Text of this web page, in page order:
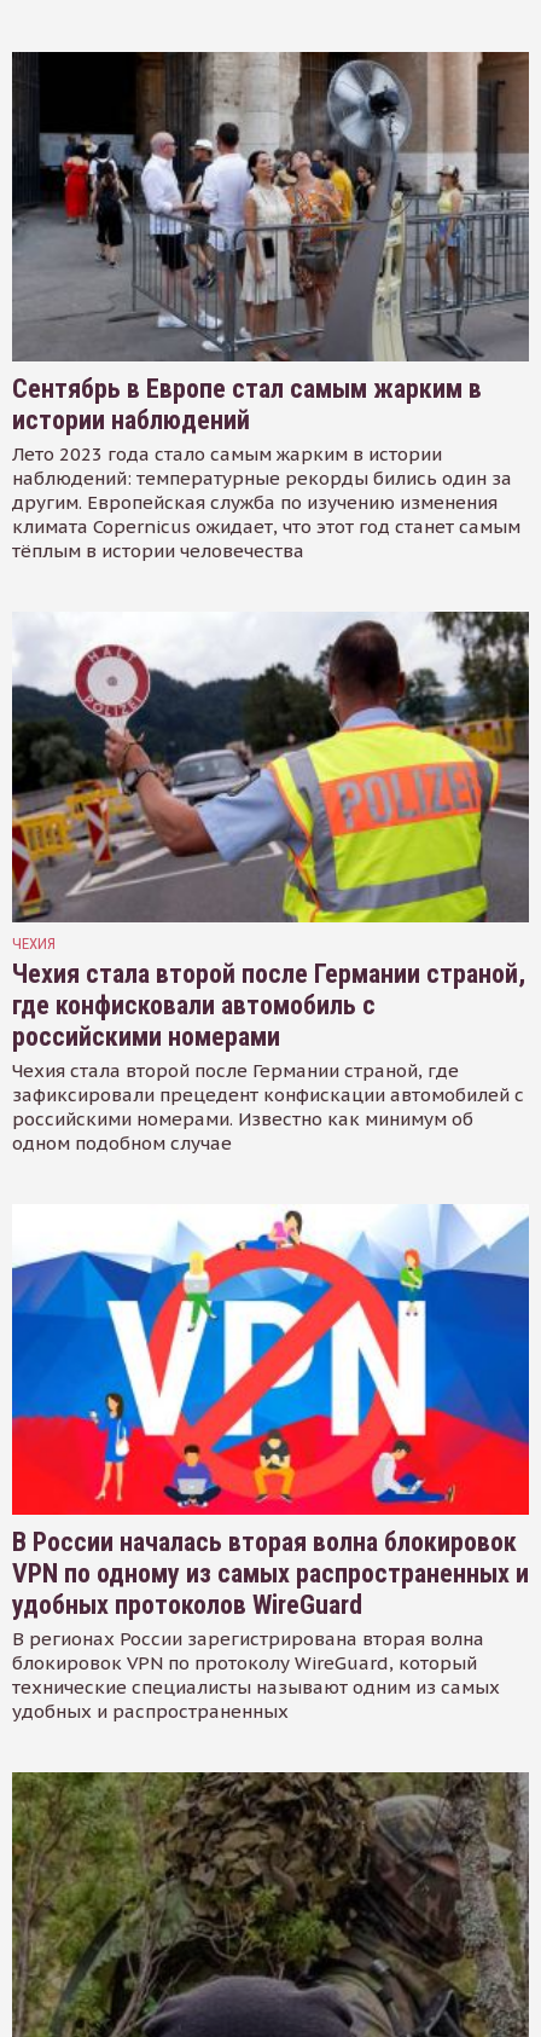
Сентябрь в Европе стал самым жарким в
истории наблюдений
Лето 2023 года стало самым жарким в истории
наблюдений: температурные рекорды бились один за
другим. Европейская служба по изучению изменения
климата Copernicus ожидает, что этот год станет самым
тёплым в истории человечества
ЧЕХИЯ
Чехия стала второй после Германии страной,
где конфисковали автомобиль с
российскими номерами
Чехия стала второй после Германии страной, где
зафиксировали прецедент конфискации автомобилей с
российскими номерами. Известно как минимум об
одном подобном случае
В России началась вторая волна блокировок
VPN по одному из самых распространенных и
удобных протоколов WireGuard
В регионах России зарегистрирована вторая волна
блокировок VPN по протоколу WireGuard, который
технические специалисты называют одним из самых
удобных и распространенных